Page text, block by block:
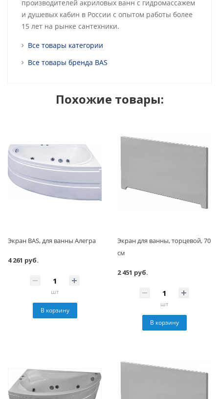
производителей акриловых ванн с гидромассажем
и душевых кабин в России с опытом работы более
15 лет на рынке сантехники.
Все товары категории
Все товары бренда BAS
Похожие товары:
Экран BAS, для ванны Алегра
4 261 руб.
шт
В корзину
Экран для ванны, торцевой, 70
см
2 451 руб.
шт
В корзину